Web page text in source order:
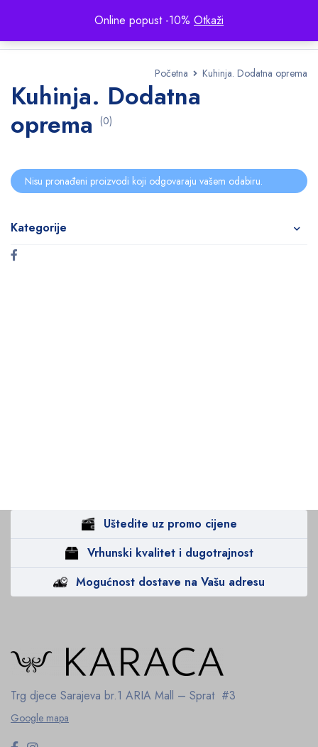
Online popust -10% Otkaži
Početna Kuhinja. Dodatna oprema
Kuhinja. Dodatna
oprema (0)
Kategorije
Nisu pronađeni proizvodi koji odgovaraju vašem odabiru.
Uštedite uz promo cijene
Vrhunski kvalitet i dugotrajnost
Mogućnost dostave na Vašu adresu
Trg djece Sarajeva br.1 ARIA Mall – Sprat #3
Google mapa